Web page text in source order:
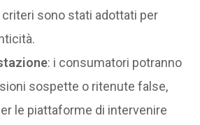
sono stati adottati per
: i consumatori potranno
sospette o ritenute false,
le piattaforme di intervenire